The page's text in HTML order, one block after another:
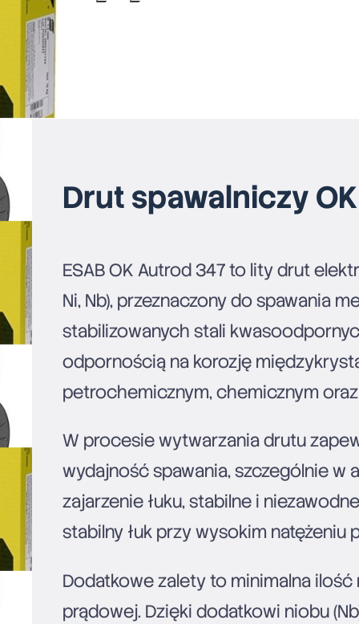
Drut spawalniczy
ESAB OK Autrod 347 to lity drut
Ni, Nb), przeznaczony do spawania
stabilizowanych stali
odpornością na korozję
petrochemicznym, chemicznym
W procesie wytwarzania drutu
wydajność spawania, szczególnie
zajarzenie łuku, stabilne i
stabilny łuk przy wysokim natężeniu
Dodatkowe zalety to minimalna
prądowej. Dzięki dodatkowi niobu